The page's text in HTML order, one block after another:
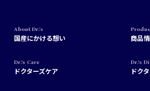
About Dr.'s
国産にかける想い 商品
Dr.’s Care
ドクターズケア
Dr.’s
ドク